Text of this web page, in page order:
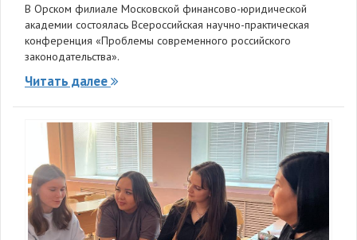
В Орском филиале Московской финансово-юридической
академии состоялась Всероссийская научно-практическая
конференция «Проблемы современного российского
законодательства».
Читать далее